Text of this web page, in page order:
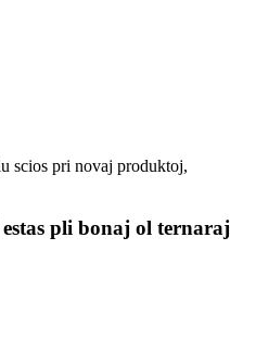
scios pri novaj produktoj,
pli bonaj ol ternaraj